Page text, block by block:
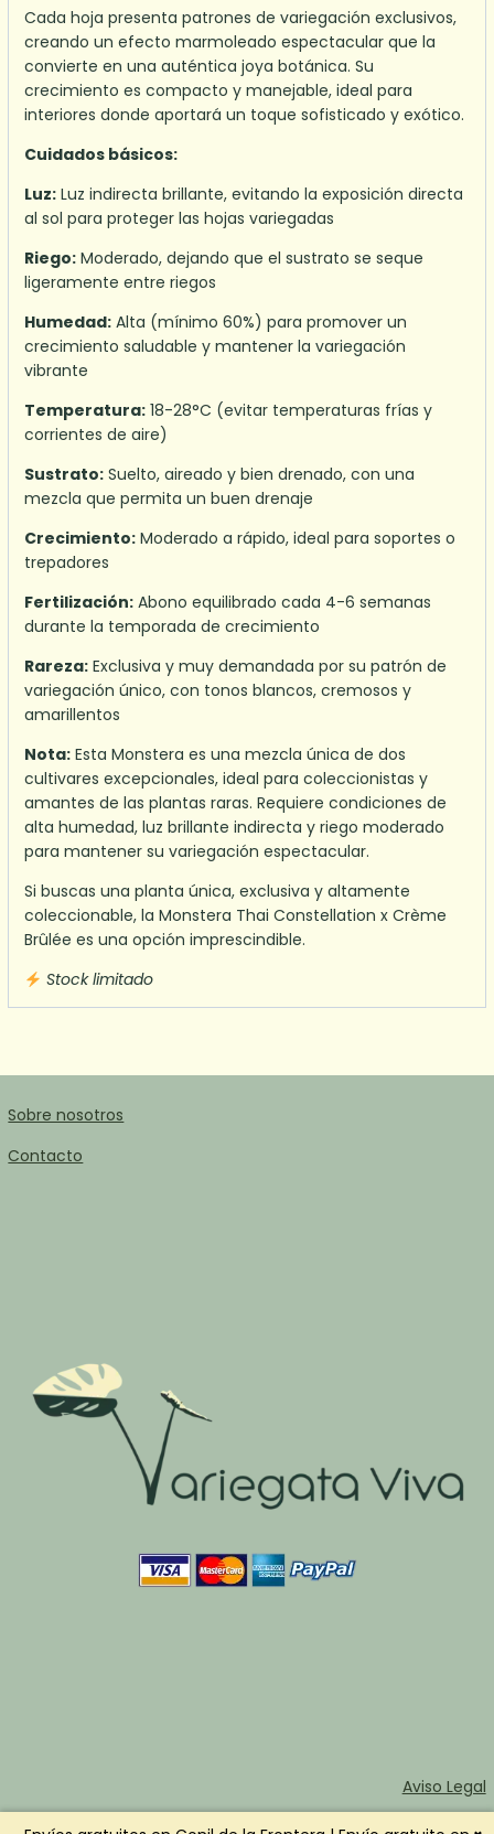
Cada hoja presenta patrones de variegación exclusivos,
creando un efecto marmoleado espectacular que la
convierte en una auténtica joya botánica. Su
crecimiento es compacto y manejable, ideal para
interiores donde aportará un toque sofisticado y exótico.
Cuidados básicos:
Luz: Luz indirecta brillante, evitando la exposición directa
al sol para proteger las hojas variegadas
Riego: Moderado, dejando que el sustrato se seque
ligeramente entre riegos
Humedad: Alta (mínimo 60%) para promover un
crecimiento saludable y mantener la variegación
vibrante
Temperatura: 18-28°C (evitar temperaturas frías y
corrientes de aire)
Sustrato: Suelto, aireado y bien drenado, con una
mezcla que permita un buen drenaje
Crecimiento: Moderado a rápido, ideal para soportes o
trepadores
Fertilización: Abono equilibrado cada 4-6 semanas
durante la temporada de crecimiento
Rareza: Exclusiva y muy demandada por su patrón de
variegación único, con tonos blancos, cremosos y
amarillentos
Nota: Esta Monstera es una mezcla única de dos
cultivares excepcionales, ideal para coleccionistas y
amantes de las plantas raras. Requiere condiciones de
alta humedad, luz brillante indirecta y riego moderado
para mantener su variegación espectacular.
Si buscas una planta única, exclusiva y altamente
coleccionable, la Monstera Thai Constellation x Crème
Brûlée es una opción imprescindible.
Stock limitado
Sobre nosotros
Contacto
Aviso Legal
Términos y Condiciones